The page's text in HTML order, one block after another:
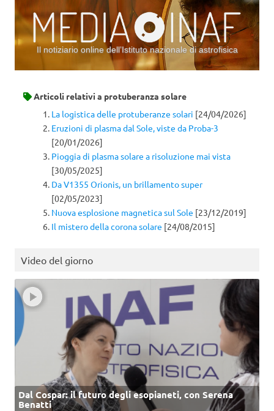
Il notiziario online dell’Istituto nazionale di astrofisica
Articoli relativi a protuberanza solare
La logistica delle protuberanze solari [24/04/2026]
Eruzioni di plasma dal Sole, viste da Proba-3
[20/01/2026]
Pioggia di plasma solare a risoluzione mai vista
[30/05/2025]
Da V1355 Orionis, un brillamento super
[02/05/2023]
Nuova esplosione magnetica sul Sole [23/12/2019]
Il mistero della corona solare [24/08/2015]
Video del giorno
Dal Cospar: il futuro degli esopianeti, con Serena
Benatti